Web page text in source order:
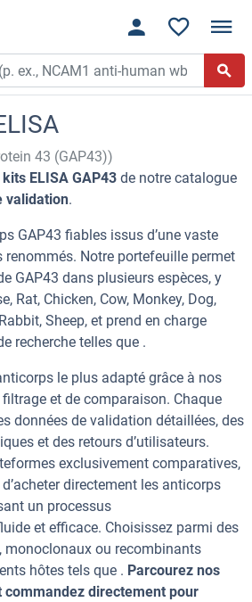
43 (GAP43))
ELISA GAP43 de notre catalogue
validation.
GAP43 fiables issus d’une vaste
Notre portefeuille permet
GAP43 dans plusieurs espèces, y
Rat, Chicken, Cow, Monkey, Dog,
Sheep, et prend en charge
recherche telles que .
le plus adapté grâce à nos
et de comparaison. Chaque
données de validation détaillées, des
et des retours d’utilisateurs.
exclusivement comparatives,
directement les anticorps
un processus
et efficace. Choisissez parmi des
monoclonaux ou recombinants
hôtes tels que . Parcourez nos
directement pour